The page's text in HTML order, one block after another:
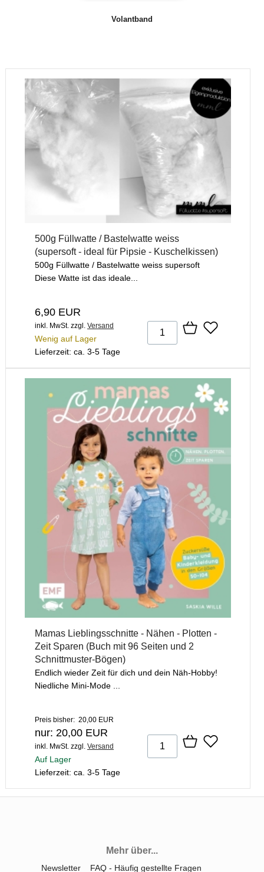
Volantband
500g Füllwatte / Bastelwatte weiss
(supersoft - ideal für Pipsie - Kuschelkissen)
500g Füllwatte / Bastelwatte weiss supersoft
Diese Watte ist das ideale...
6,90 EUR
inkl. MwSt. zzgl. Versand
Wenig auf Lager
Lieferzeit: ca. 3-5 Tage
Mamas Lieblingsschnitte - Nähen - Plotten -
Zeit Sparen (Buch mit 96 Seiten und 2
Schnittmuster-Bögen)
Endlich wieder Zeit für dich und dein Näh-Hobby!
Niedliche Mini-Mode ...
Preis bisher: 20,00 EUR
nur: 20,00 EUR
inkl. MwSt. zzgl. Versand
Auf Lager
Lieferzeit: ca. 3-5 Tage
Mehr über...
Newsletter FAQ - Häufig gestellte Fragen